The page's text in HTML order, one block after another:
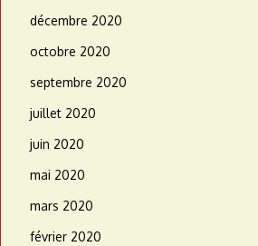
décembre 2020
octobre 2020
septembre 2020
juillet 2020
juin 2020
mai 2020
mars 2020
février 2020